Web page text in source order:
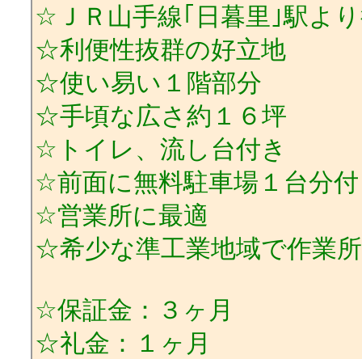
☆ＪＲ山手線｢日暮里｣駅よ
☆利便性抜群の好立地
☆使い易い１階部分
☆手頃な広さ約１６坪
☆トイレ、流し台付き
☆前面に無料駐車場１台分
☆営業所に最適
☆希少な準工業地域で作業
☆保証金：３ヶ月
☆礼金：１ヶ月